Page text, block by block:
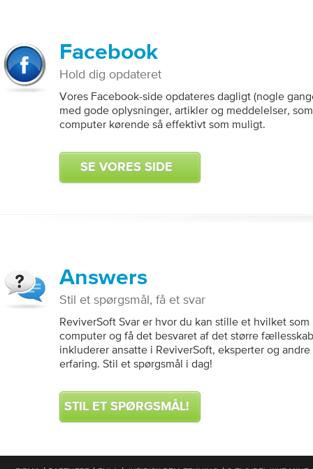
Facebook
Hold dig opdateret
Vores Facebook-side opdateres dagligt (nogle
med gode oplysninger, artikler og meddelelser,
computer kørende så effektivt som muligt.
SE VORES SIDE
Answers
Stil et spørgsmål, få et svar
ReviverSoft Svar er hvor du kan stille et hvilket
computer og få det besvaret af det større
inkluderer ansatte i ReviverSoft, eksperter og
erfaring. Stil et spørgsmål i dag!
STIL ET SPØRGSMÅL!